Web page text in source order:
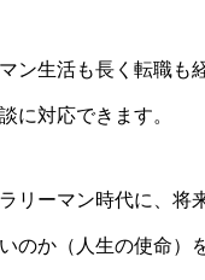
ン生活も長く転職も
に対応できます。
リーマン時代に、将
のか（人生の使命）